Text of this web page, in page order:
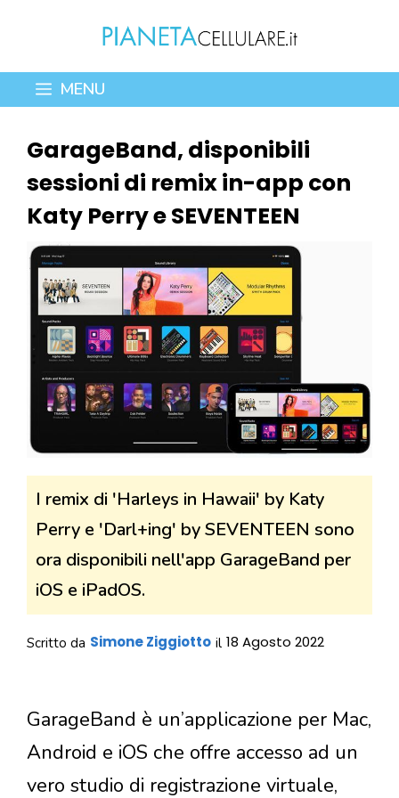
contenuto
MENU
GarageBand, disponibili
sessioni di remix in-app con
Katy Perry e SEVENTEEN
I remix di 'Harleys in Hawaii' by Katy
Perry e 'Darl+ing' by SEVENTEEN sono
ora disponibili nell'app GarageBand per
iOS e iPadOS.
Scritto da Simone Ziggiotto il 18 Agosto 2022
GarageBand è un’applicazione per Mac,
Android e iOS che offre accesso ad un
vero studio di registrazione virtuale,